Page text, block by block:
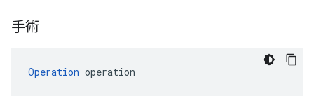
手術
Operation operation